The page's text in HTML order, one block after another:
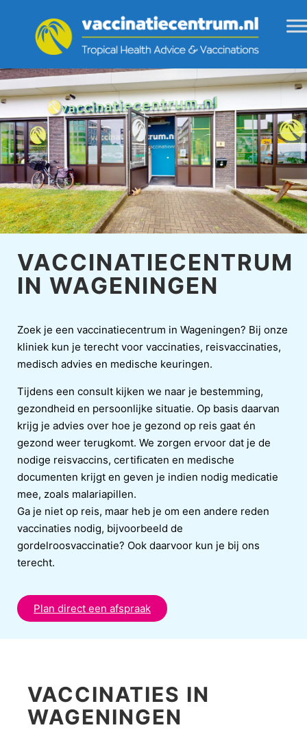
VACCINATIECENTRUM
IN WAGENINGEN
Zoek je een vaccinatiecentrum in Wageningen? Bij onze
kliniek kun je terecht voor vaccinaties, reisvaccinaties,
medisch advies en medische keuringen.
Tijdens een consult kijken we naar je bestemming,
gezondheid en persoonlijke situatie. Op basis daarvan
krijg je advies over hoe je gezond op reis gaat én
gezond weer terugkomt. We zorgen ervoor dat je de
nodige reisvaccins, certificaten en medische
documenten krijgt en geven je indien nodig medicatie
mee, zoals malariapillen.
Ga je niet op reis, maar heb je om een andere reden
vaccinaties nodig, bijvoorbeeld de
gordelroosvaccinatie? Ook daarvoor kun je bij ons
terecht.
Plan direct een afspraak
VACCINATIES IN
WAGENINGEN